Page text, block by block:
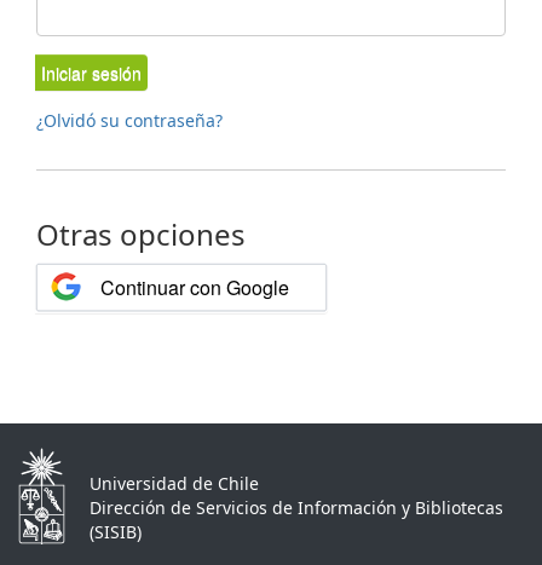
Iniciar sesión
¿Olvidó su contraseña?
Otras opciones
Continuar con Google
Universidad de Chile
Dirección de Servicios de Información y Bibliotecas
(SISIB)